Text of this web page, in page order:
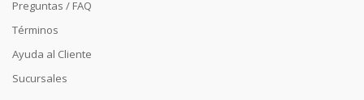
Preguntas / FAQ
Términos
Ayuda al Cliente
Sucursales